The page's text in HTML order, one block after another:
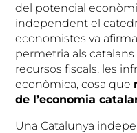
del potencial
independent el
economistes va
permetria als
recursos fiscals, les
econòmica, cosa que
de l’economia
Una Catalunya